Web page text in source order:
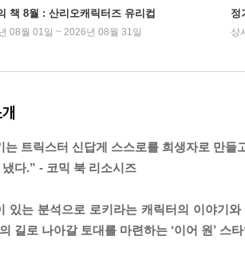
책 8월 : 산리오캐릭터즈 유리컵
08월 01일 ~ 2026년 08월 31일
정
상
는 트릭스터 신답게 스스로를 희생자로 만
냈다.” - 코믹 북 리소시즈
있는 분석으로 로키라는 캐릭터의 이야기
길로 나아갈 토대를 마련하는 ‘이어 원’ 스